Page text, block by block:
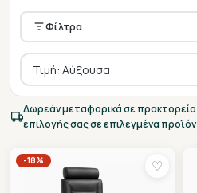
Φίλτρα
Δωρεάν μεταφορικά σε
επιλογής σας σε επιλεγμένα
-18% ♡